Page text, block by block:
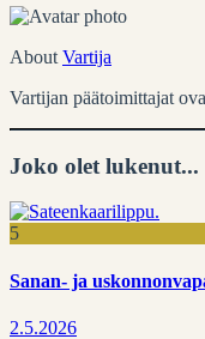
About Vartija
Vartijan päätoimittajat
Joko olet lukenut...
5
Sanan- ja
2.5.2026